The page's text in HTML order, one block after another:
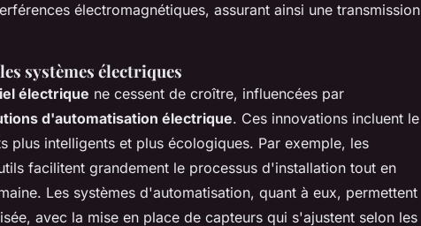
électromagnétiques, assurant ainsi une transmission
systèmes électriques
électrique ne cessent de croître, influencées par
d'automatisation électrique. Ces innovations incluent le
plus intelligents et plus écologiques. Par exemple, les
facilitent grandement le processus d'installation tout en
Les systèmes d'automatisation, quant à eux, permettent
avec la mise en place de capteurs qui s'ajustent selon les